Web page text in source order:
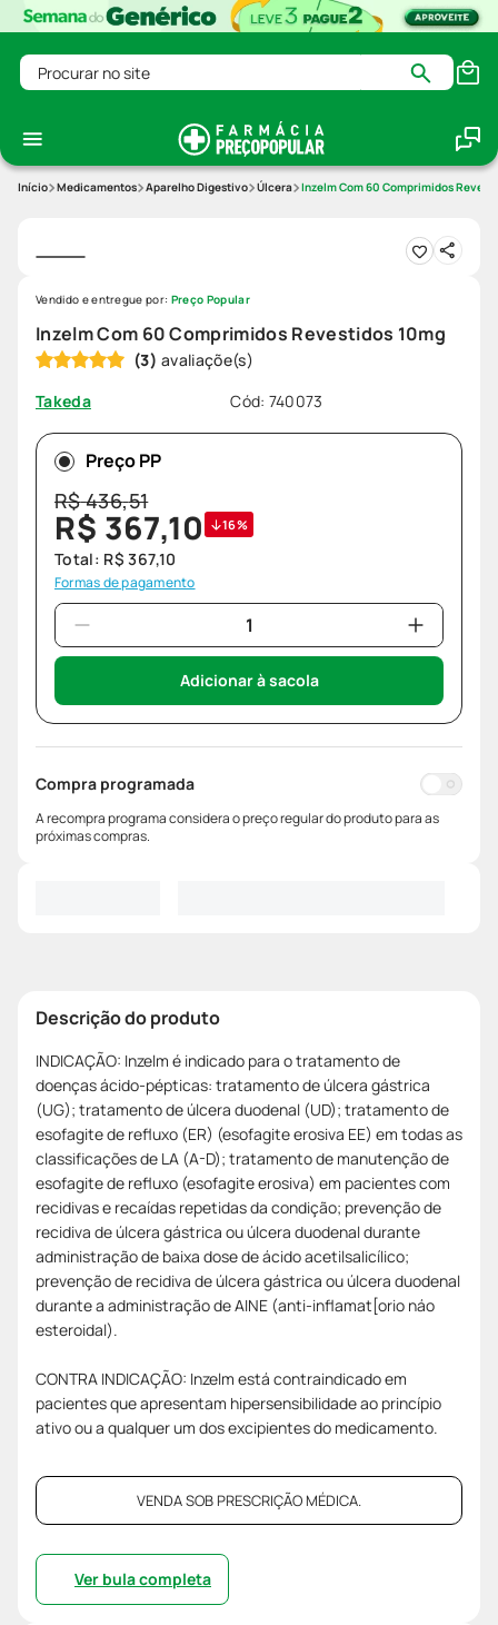
Procurar no site
Medicamentos Aparelho Digestivo Úlcera Inzelm Com 60 Comprimidos
Inzelm Com 60 Comprimidos Revestidos 10mg
(3)
Takeda
Cód: 740073
Vendido e entregue por: Preço Popular
Preço PP
R$436,51
R$ 367,10 16%
Total: R$ 367,10
Formas de pagamento
Adicionar à sacola
Compra programada
A recompra programa considera o preço regular do produto para as
próximas compras.
Descrição do produto
INDICAÇÃO: Inzelm é indicado para o tratamento de
doenças ácido-pépticas: tratamento de úlcera gástrica
(UG); tratamento de úlcera duodenal (UD); tratamento de
esofagite de refluxo (ER) (esofagite erosiva EE) em todas as
classificações de LA (A-D); tratamento de manutenção de
esofagite de refluxo (esofagite erosiva) em pacientes com
recidivas e recaídas repetidas da condição; prevenção de
recidiva de úlcera gástrica ou úlcera duodenal durante
administração de baixa dose de ácido acetilsalicílico;
prevenção de recidiva de úlcera gástrica ou úlcera duodenal
durante a administração de AINE (anti-inflamat[orio náo
esteroidal).
CONTRA INDICAÇÃO: Inzelm está contraindicado em
pacientes que apresentam hipersensibilidade ao princípio
ativo ou a qualquer um dos excipientes do medicamento.
VENDA SOB PRESCRIÇÃO MÉDICA.
Ver bula completa